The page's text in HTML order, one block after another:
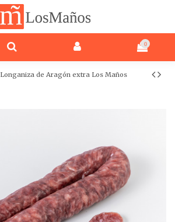
0
Longaniza de Aragón extra Los Maños